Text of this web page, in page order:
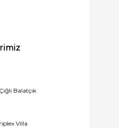
Balatçık
Villa